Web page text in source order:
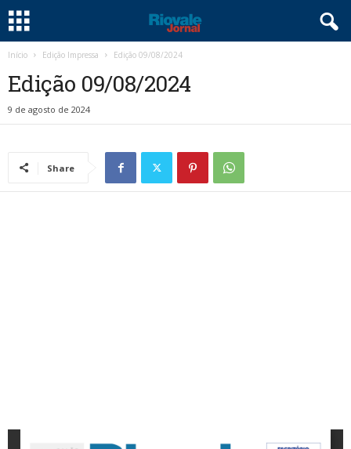
Início Edição Impressa Edição 09/08/2024
Edição 09/08/2024
9 de agosto de 2024
Share